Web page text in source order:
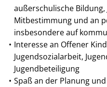
außerschulische
Mitbestimmung und an
insbesondere auf
Interesse an Offener
Jugendsozialarbeit,
Jugendbeteiligung
Spaß an der Planung